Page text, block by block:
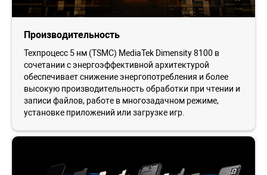
Производительность
Техпроцесс 5 нм (TSMC) MediaTek Dimensity 8100 в
сочетании с энергоэффективной архитектурой
обеспечивает снижение энергопотребления и более
высокую производительность обработки при чтении и
записи файлов, работе в многозадачном режиме,
установке приложений или загрузке игр.